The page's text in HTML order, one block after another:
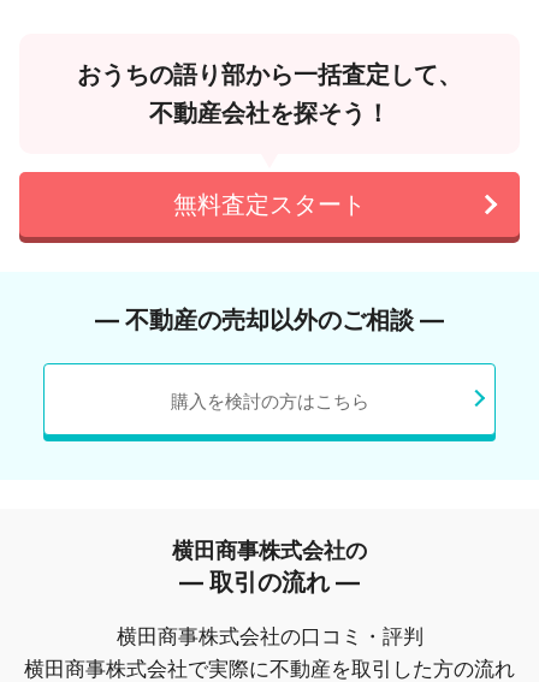
おうちの語り部から一括査定して、
不動産会社を探そう！
無料査定スタート
― 不動産の売却以外のご相談 ―
購入を検討の方はこちら
横田商事株式会社の
― 取引の流れ ―
横田商事株式会社の口コミ・評判
横田商事株式会社で実際に不動産を取引した方の流れ